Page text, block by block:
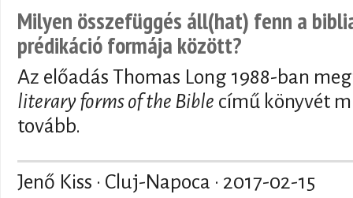
Milyen összefüggés áll(hat) fenn a
prédikáció formája között?
Az előadás Thomas Long 1988-ban
literary forms of the Bible című könyvét
tovább.
Jenő Kiss · Cluj-Napoca · 2017-02-15